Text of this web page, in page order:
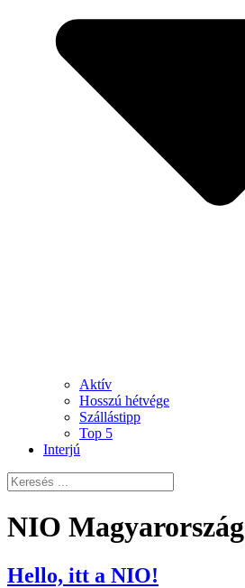
Aktív
Hosszú hétvége
Szállástipp
Top 5
Interjú
NIO Magyarország
Hello, itt a NIO!